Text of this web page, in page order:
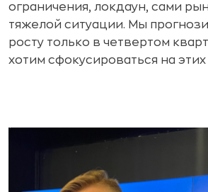
ограничения, локдаун, сами
тяжелой ситуации. Мы
росту только в четвертом
хотим сфокусироваться на